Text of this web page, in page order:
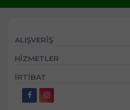
ALIŞVERİŞ
HİZMETLER
İRTİBAT